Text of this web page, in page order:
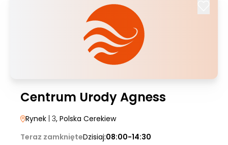
Centrum Urody Agness
Rynek | 3, Polska Cerekiew
Teraz zamknięteDzisiaj:08:00-14:30